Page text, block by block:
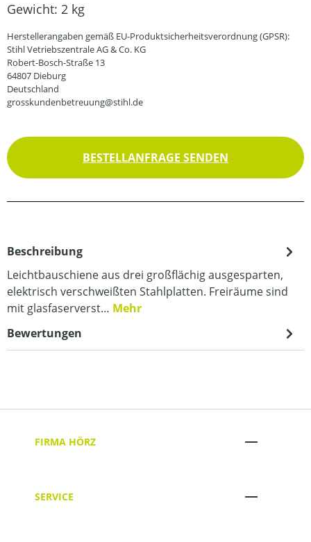
Gewicht: 2 kg
Herstellerangaben gemäß EU-Produktsicherheitsverordnung (GPSR):
Stihl Vetriebszentrale AG & Co. KG
Robert-Bosch-Straße 13
64807 Dieburg
Deutschland
grosskundenbetreuung@stihl.de
BESTELLANFRAGE SENDEN
Beschreibung
Leichtbauschiene aus drei großflächig ausgesparten,
elektrisch verschweißten Stahlplatten. Freiräume sind
mit glasfaserverst… Mehr
Bewertungen
FIRMA HÖRZ
SERVICE